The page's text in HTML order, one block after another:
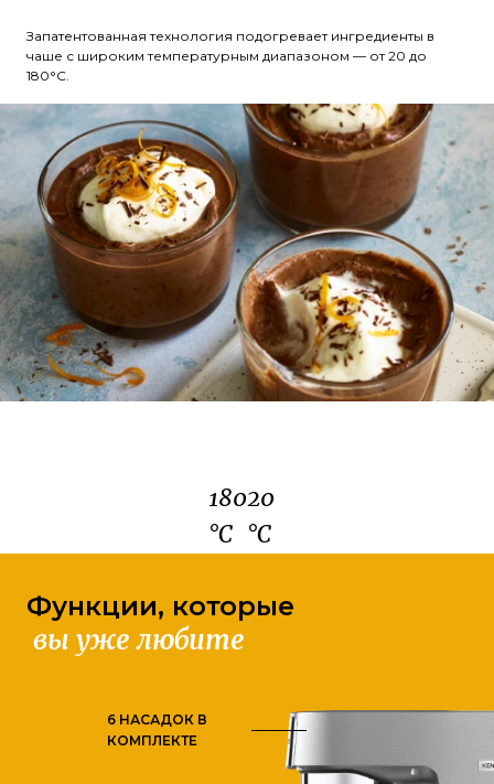
Запатентованная технология подогревает ингредиенты в
чаше с широким температурным диапазоном — от 20 до
180°C.
20
°C
180
°C
Функции, которые
вы уже любите
6 НАСАДОК В
КОМПЛЕКТЕ